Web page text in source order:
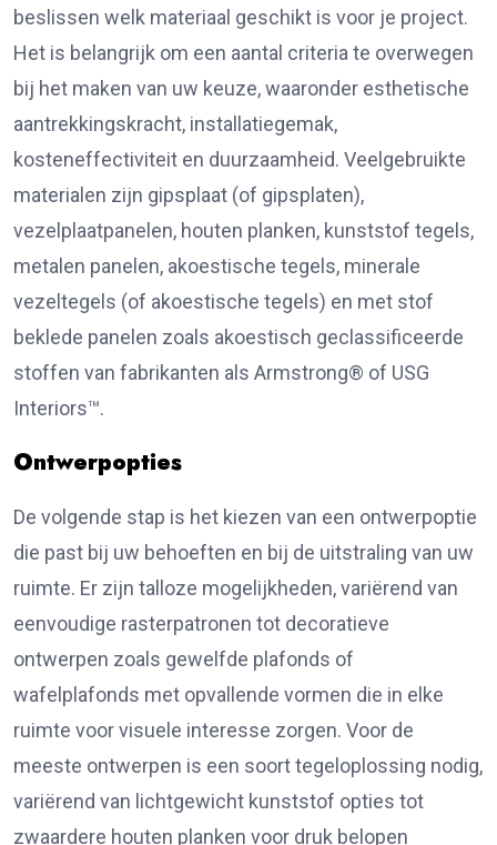
beslissen welk materiaal geschikt is voor je project.
Het is belangrijk om een aantal criteria te overwegen
bij het maken van uw keuze, waaronder esthetische
aantrekkingskracht, installatiegemak,
kosteneffectiviteit en duurzaamheid. Veelgebruikte
materialen zijn gipsplaat (of gipsplaten),
vezelplaatpanelen, houten planken, kunststof tegels,
metalen panelen, akoestische tegels, minerale
vezeltegels (of akoestische tegels) en met stof
beklede panelen zoals akoestisch geclassificeerde
stoffen van fabrikanten als Armstrong® of USG
Interiors™.
Ontwerpopties
De volgende stap is het kiezen van een ontwerpoptie
die past bij uw behoeften en bij de uitstraling van uw
ruimte. Er zijn talloze mogelijkheden, variërend van
eenvoudige rasterpatronen tot decoratieve
ontwerpen zoals gewelfde plafonds of
wafelplafonds met opvallende vormen die in elke
ruimte voor visuele interesse zorgen. Voor de
meeste ontwerpen is een soort tegeloplossing nodig,
variërend van lichtgewicht kunststof opties tot
zwaardere houten planken voor druk belopen